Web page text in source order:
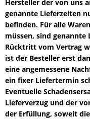
Hersteller der von uns
genannte Lieferzeiten
befinden. Für alle
müssen, sind
Rücktritt vom Vertrag
ist der Besteller erst
eine angemessene
ein fixer Liefertermin
Eventuelle
Lieferverzug und der
der Erfüllung, soweit